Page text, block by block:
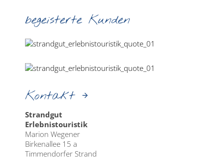
begeisterte Kunden
Kontakt
Strandgut
Erlebnistouristik
Marion Wegener
Birkenallee 15 a
Timmendorfer Strand